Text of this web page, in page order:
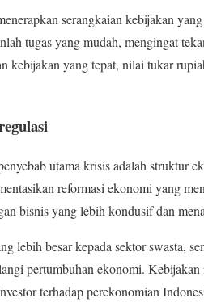
serangkaian kebijakan
tugas yang mudah, mengingat
kebijakan yang tepat, nilai tukar
utama krisis adalah struktur
reformasi ekonomi yang
bisnis yang lebih kondusif dan
lebih besar kepada sektor swasta,
pertumbuhan ekonomi.
terhadap perekonomian